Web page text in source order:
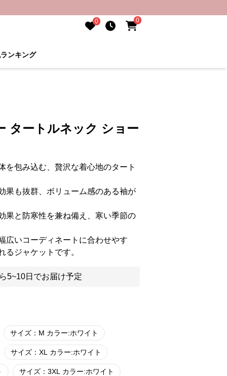
0 0
ランキング
タートルネック ショー
を包み込む、贅沢な着心地のタート
果も抜群、ボリューム感のある袖が
果と防寒性を兼ね備え、寒い季節の
広いコーディネートに合わせやす
るジャケットです。
5~10日でお届け予定
サイズ：M カラー:ホワイト
サイズ：XL カラー:ホワイト
サイズ：3XL カラー:ホワイト